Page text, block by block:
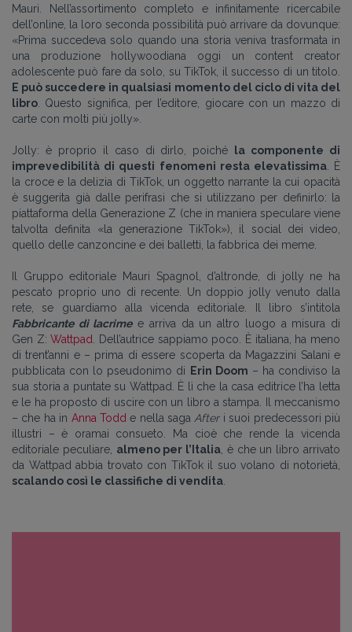
Mauri. Nell’assortimento completo e infinitamente ricercabile
dell’online, la loro seconda possibilità può arrivare da dovunque:
«Prima succedeva solo quando una storia veniva trasformata in
una produzione hollywoodiana oggi un content creator
adolescente può fare da solo, su TikTok, il successo di un titolo.
E può succedere in qualsiasi momento del ciclo di vita del
libro . Questo significa, per l’editore, giocare con un mazzo di
carte con molti più jolly».
Jolly: è proprio il caso di dirlo, poiché
la componente di
imprevedibilità di questi fenomeni resta elevatissima. È
la croce e la delizia di TikTok, un oggetto narrante la cui opacità
è suggerita già dalle perifrasi che si utilizzano per definirlo: la
piattaforma della Generazione Z (che in maniera speculare viene
talvolta definita «la generazione TikTok»), il social dei video,
quello delle canzoncine e dei balletti, la fabbrica dei meme.
Il Gruppo editoriale Mauri Spagnol, d’altronde, di jolly ne ha
pescato proprio uno di recente. Un doppio jolly venuto dalla
rete, se guardiamo alla vicenda editoriale. Il libro s’intitola
Fabbricante di lacrimee arriva da un altro luogo a misura di
Gen Z:Wattpad
. Dell’autrice sappiamo poco. È italiana, ha meno
di trent’anni e – prima di essere scoperta da Magazzini Salani e
pubblicata con lo pseudonimo di
Erin Doom – ha condiviso la
sua storia a puntate su Wattpad. È lì che la casa editrice l’ha letta
e le ha proposto di uscire con un libro a stampa. Il meccanismo
– che ha in Anna Todd e nella saga Afteri suoi predecessori più
illustri – è oramai consueto. Ma cioè che rende la vicenda
editoriale peculiare, almeno per l’Italia , è che un libro arrivato
da Wattpad abbia trovato con TikTok il suo volano di notorietà,
scalando così le classifiche di vendita